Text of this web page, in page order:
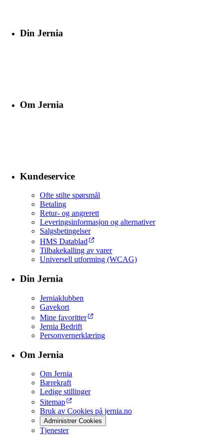
Din Jernia
Om Jernia
Kundeservice
Ofte stilte spørsmål
Betaling
Retur- og angrerett
Leveringsinformasjon og alternativer
Salgsbetingelser
HMS Datablad
Tilbakekalling av varer
Universell utforming (WCAG)
Din Jernia
Jerniaklubben
Gavekort
Mine favoritter
Jernia Bedrift
Personvernerklæring
Om Jernia
Om Jernia
Bærekraft
Ledige stillinger
Sitemap
Bruk av Cookies på jernia.no
Administrer Cookies
Tjenester